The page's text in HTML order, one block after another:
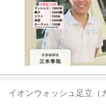
イオンウォッシュ足立（